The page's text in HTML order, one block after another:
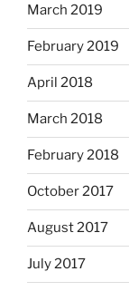
March 2019
February 2019
April 2018
March 2018
February 2018
October 2017
August 2017
July 2017